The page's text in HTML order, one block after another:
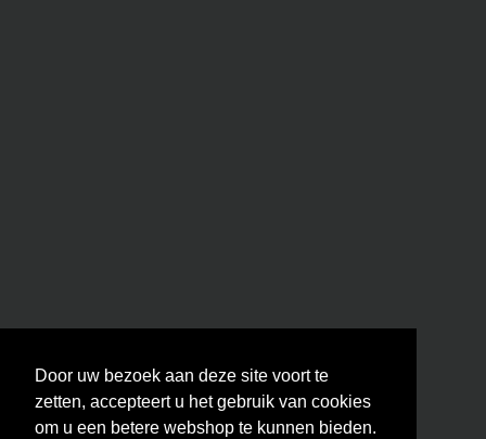
Door uw bezoek aan deze site voort te
zetten, accepteert u het gebruik van cookies
om u een betere webshop te kunnen bieden.